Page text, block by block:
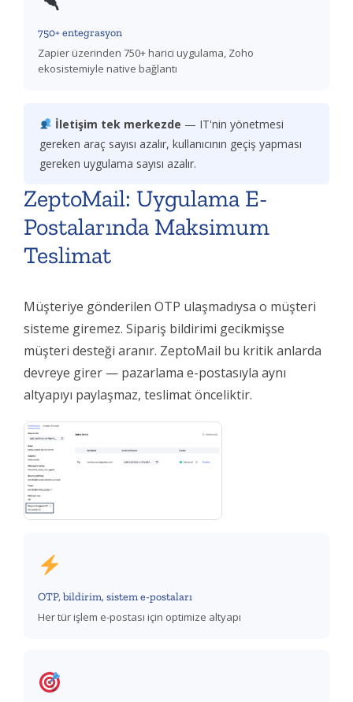
750+ entegrasyon
Zapier üzerinden 750+ harici uygulama, Zoho
ekosistemiyle native bağlantı
İletişim tek merkezde — IT'nin yönetmesi
gereken araç sayısı azalır, kullanıcının geçiş yapması
gereken uygulama sayısı azalır.
ZeptoMail: Uygulama E-
Postalarında Maksimum
Teslimat
Müşteriye gönderilen OTP ulaşmadıysa o müşteri
sisteme giremez. Sipariş bildirimi gecikmişse
müşteri desteği aranır. ZeptoMail bu kritik anlarda
devreye girer — pazarlama e-postasıyla aynı
altyapıyı paylaşmaz, teslimat önceliktir.
OTP, bildirim, sistem e-postaları
Her tür işlem e-postası için optimize altyapı